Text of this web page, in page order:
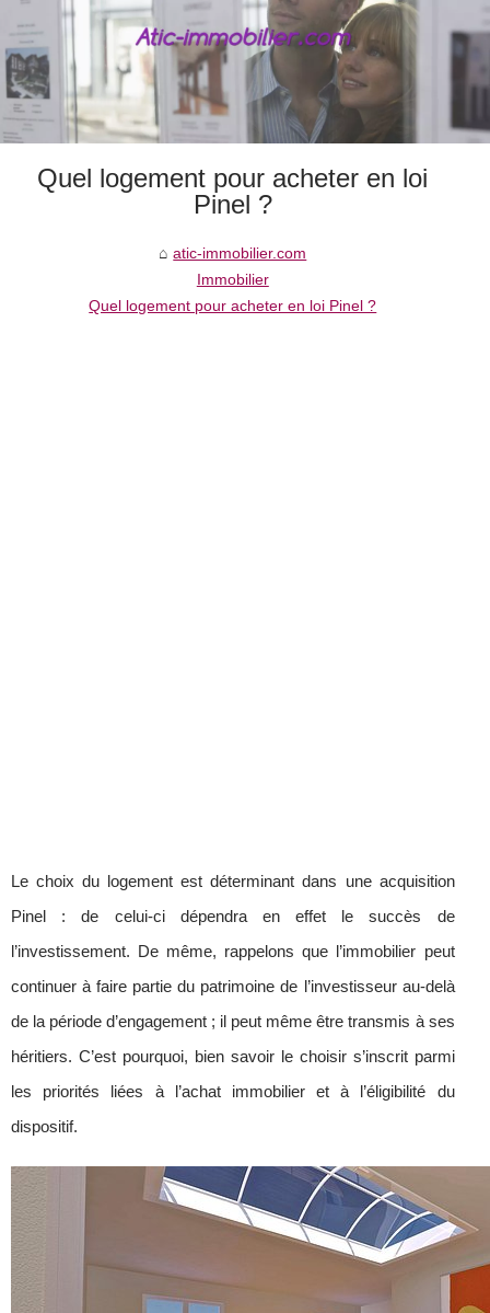
Quel logement pour acheter en loi
Pinel ?
atic-immobilier.com
Immobilier
Quel logement pour acheter en loi Pinel ?
Le choix du logement est déterminant dans une acquisition
Pinel : de celui-ci dépendra en effet le succès de
l’investissement. De même, rappelons que l’immobilier peut
continuer à faire partie du patrimoine de l’investisseur au-delà
de la période d’engagement ; il peut même être transmis à ses
héritiers. C’est pourquoi, bien savoir le choisir s’inscrit parmi
les priorités liées à l’achat immobilier et à l’éligibilité du
dispositif.